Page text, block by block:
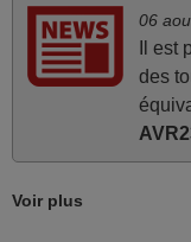
changer), et que
K7-DVD étaient
seconde vie à mes
06
Il est
des
Voir plus